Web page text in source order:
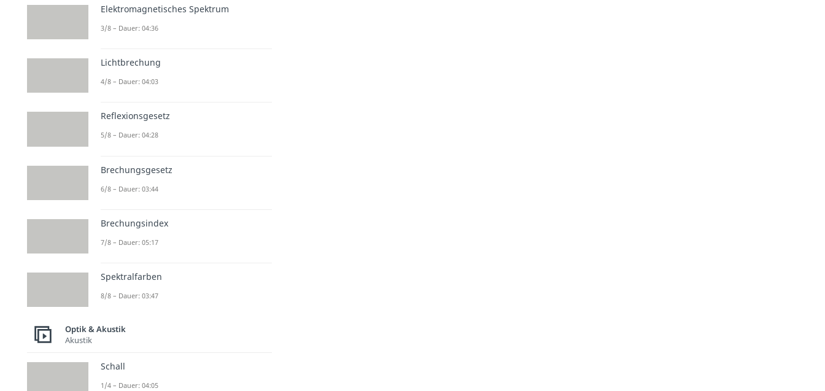
Elektromagnetisches Spektrum
3/8 – Dauer: 04:36
Lichtbrechung
4/8 – Dauer: 04:03
Reflexionsgesetz
5/8 – Dauer: 04:28
Brechungsgesetz
6/8 – Dauer: 03:44
Brechungsindex
7/8 – Dauer: 05:17
Spektralfarben
8/8 – Dauer: 03:47
Optik & Akustik
Akustik
Schall
1/4 – Dauer: 04:05